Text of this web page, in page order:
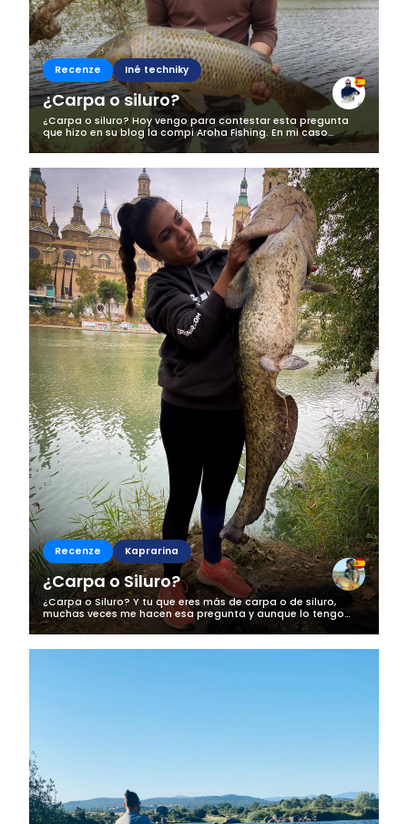
Recenze Iné techniky
¿Carpa o siluro?
¿Carpa o siluro? Hoy vengo para contestar esta pregunta
que hizo en su blog la compi Aroha Fishing. En mi caso
concreto he de decir que mi preferencia ha ido variando a lo
largo del tiempo por uno...
Recenze Kaprarina
¿Carpa o Siluro?
¿Carpa o Siluro? Y tu que eres más de carpa o de siluro,
muchas veces me hacen esa pregunta y aunque lo tengo
muy claro, si que es verdad que me gusta ambos, aunque
siempre se tira más hacía aun...